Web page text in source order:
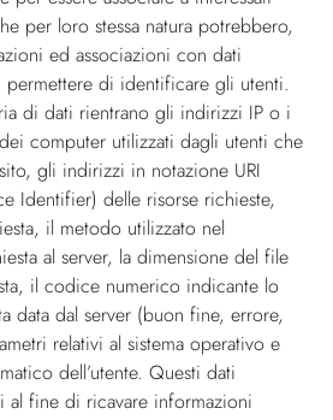
per loro stessa natura potrebbero,
ed associazioni con dati
di identificare gli utenti.
di dati rientrano gli indirizzi IP o i
computer utilizzati dagli utenti che
gli indirizzi in notazione URI
Identifier) delle risorse richieste,
il metodo utilizzato nel
al server, la dimensione del file
il codice numerico indicante lo
data dal server (buon fine, errore,
relativi al sistema operativo e
dell’utente. Questi dati
al fine di ricavare informazioni